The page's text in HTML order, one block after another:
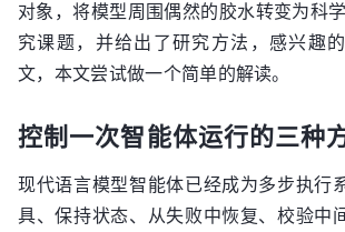
对象，将模型周围偶然的胶水转变为科
究课题，并给出了研究方法，感兴趣
文，本文尝试做一个简单的解读。
控制一次智能体运行的三种
现代语言模型智能体已经成为多步执行
具、保持状态、从失败中恢复、校验中